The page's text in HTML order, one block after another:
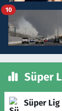
10
Süper
Süper Lig